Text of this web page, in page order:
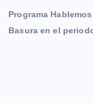
Programa
Basura en el